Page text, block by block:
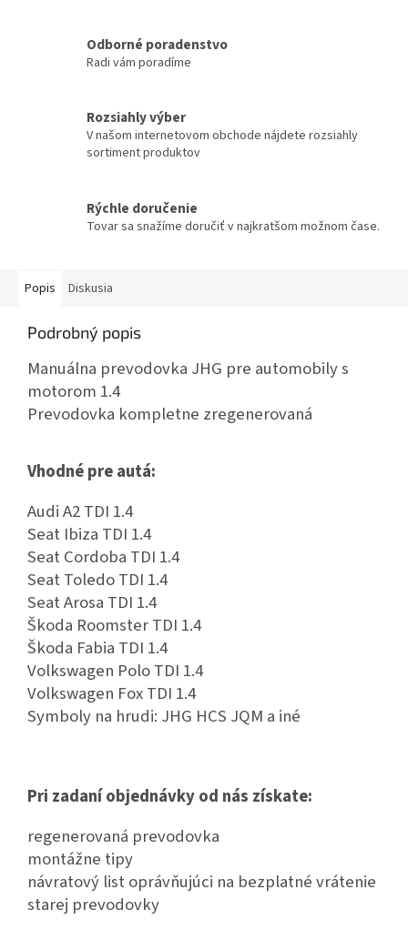
Odborné poradenstvo
Radi vám poradíme
Rozsiahly výber
V našom internetovom obchode nájdete rozsiahly
sortiment produktov
Rýchle doručenie
Tovar sa snažíme doručiť v najkratšom možnom čase.
Popis Diskusia
Podrobný popis
Manuálna prevodovka JHG pre automobily s
motorom 1.4
Prevodovka kompletne zregenerovaná
Vhodné pre autá:
Audi A2 TDI 1.4
Seat Ibiza TDI 1.4
Seat Cordoba TDI 1.4
Seat Toledo TDI 1.4
Seat Arosa TDI 1.4
Škoda Roomster TDI 1.4
Škoda Fabia TDI 1.4
Volkswagen Polo TDI 1.4
Volkswagen Fox TDI 1.4
Symboly na hrudi: JHG HCS JQM a iné
Pri zadaní objednávky od nás získate:
regenerovaná prevodovka
montážne tipy
návratový list oprávňujúci na bezplatné vrátenie
starej prevodovky